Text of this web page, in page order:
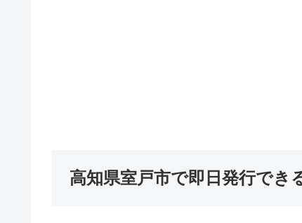
高知県室戸市で即日発行でき